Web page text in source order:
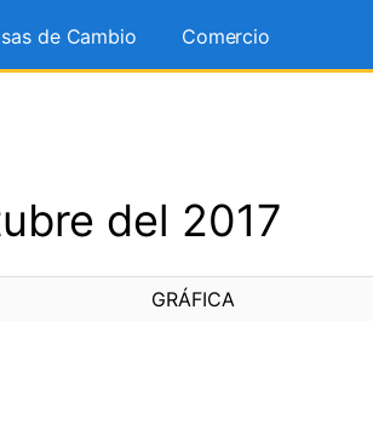
de Cambio Comercio
del 2017
GRÁFICA